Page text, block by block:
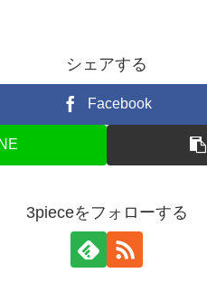
シェアする
Facebook
3pieceをフォローする